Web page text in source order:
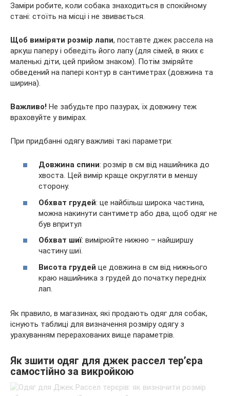
Заміри робите, коли собака знаходиться в спокійному
стані: стоїть на місці і не звивається.
Щоб виміряти розмір лапи, поставте джек рассела на
аркуш паперу і обведіть його лапу (для сімей, в яких є
маленькі діти, цей прийом знаком). Потім зміряйте
обведений на папері контур в сантиметрах (довжина та
ширина).
Важливо! Не забудьте про пазурах, їх довжину теж
враховуйте у вимірах.
При придбанні одягу важливі такі параметри:
Довжина спини: розмір в см від нашийника до
хвоста. Цей вимір краще округляти в меншу
сторону.
Обхват грудей: це найбільш широка частина,
можна накинути сантиметр або два, щоб одяг не
був впритул
Обхват шиї: вимірюйте нижню – найширшу
частину шиї.
Висота грудей це довжина в см від нижнього
краю нашийника з грудей до початку передніх
лап.
Як правило, в магазинах, які продають одяг для собак,
існують таблиці для визначення розміру одягу з
урахуванням перерахованих вище параметрів.
Як зшити одяг для джек рассел тер’єра
самостійно за викройкою